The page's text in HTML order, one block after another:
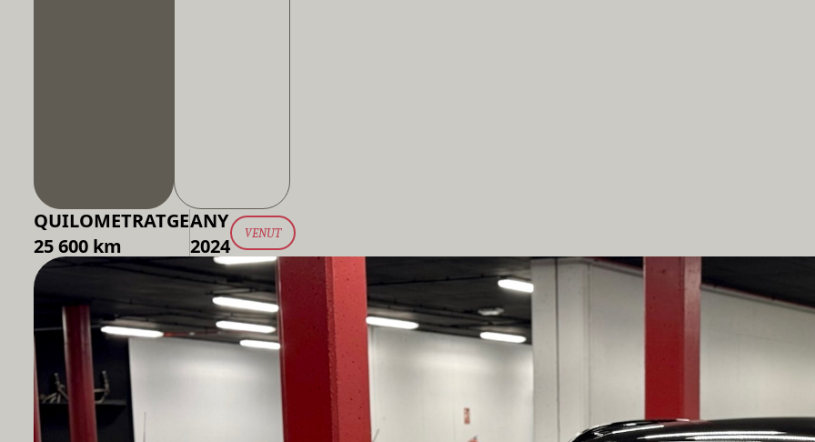
QUILOMETRATGE
25 600 km
ANY
2024
VENUT